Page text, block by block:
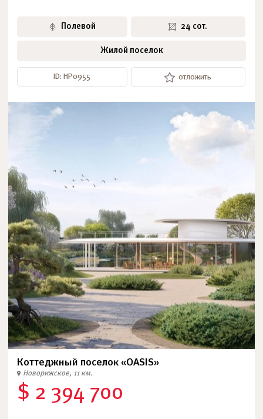
Полевой 24 сот.
Жилой поселок
ID: НР0955 отложить
Коттеджный поселок «OASIS»
Новорижское, 11 км.
$ 2 394 700